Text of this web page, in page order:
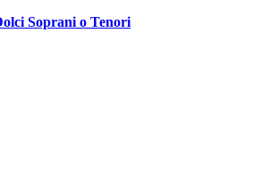
Soprani o Tenori